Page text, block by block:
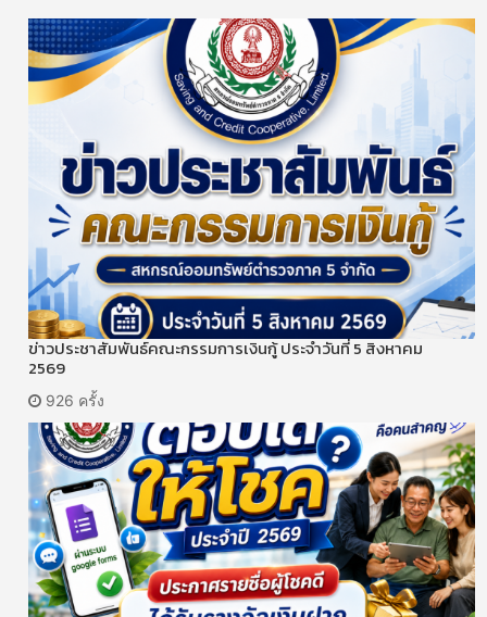
ข่าวประชาสัมพันธ์คณะกรรมการเงินกู้ ประจำวันที่ 5 สิงหาคม
2569
926 ครั้ง